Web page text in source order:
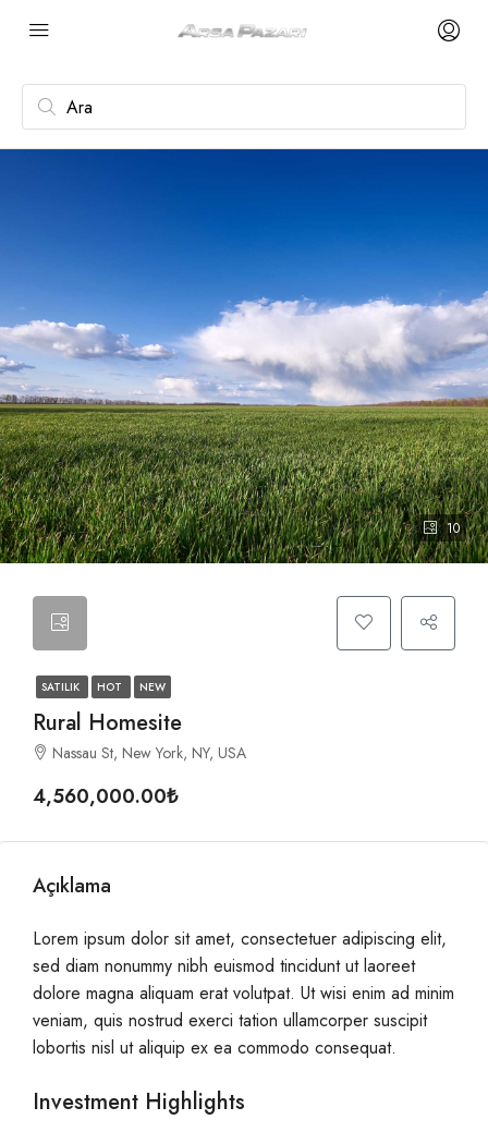
10
SATILIK HOT NEW
Rural Homesite
Nassau St, New York, NY, USA
4,560,000.00₺
Açıklama
Lorem ipsum dolor sit amet, consectetuer adipiscing elit,
sed diam nonummy nibh euismod tincidunt ut laoreet
dolore magna aliquam erat volutpat. Ut wisi enim ad minim
veniam, quis nostrud exerci tation ullamcorper suscipit
lobortis nisl ut aliquip ex ea commodo consequat.
Investment Highlights